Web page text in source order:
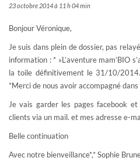
23 octobre 2014 à 11 h 04 min
Bonjour Véronique,
Je suis dans plein de dossier, pas
information : * »L’aventure mam’BIO
la toile définitivement le 31/10/
*Merci de nous avoir accompagné
Je vais garder les pages facebook
clients via un mail. et mes adresse e-
Belle continuation
Avec notre bienveillance*,* Sophie